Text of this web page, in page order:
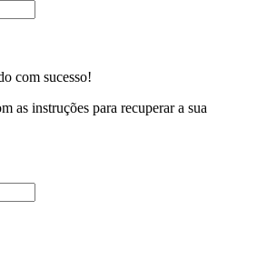
com sucesso!
as instruções para recuperar a sua